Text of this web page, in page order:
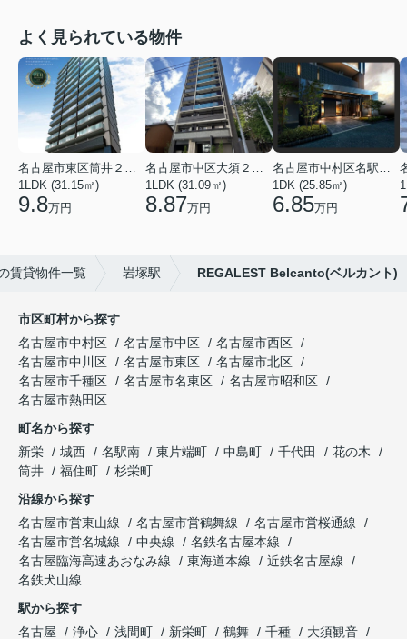
よく見られている物件
1LDK (31.15㎡)
9.8万円
1LDK (31.09㎡)
8.87万円
1DK (25.85㎡)
6.85万円
賃貸物件一覧 岩塚駅 REGALEST Belcanto(ベルカント)
市区町村から探す
名古屋市中村区
名古屋市中区
名古屋市西区
名古屋市中川区
名古屋市東区
名古屋市北区
名古屋市千種区
名古屋市名東区
名古屋市昭和区
名古屋市熱田区
町名から探す
新栄
城西 名駅南 東片端町 中島町 千代田
花の木
筒井
福住町
杉栄町
沿線から探す
名古屋市営東山線
名古屋市営鶴舞線
名古屋市営桜通線
名古屋市営名城線
中央線
名鉄名古屋本線
名古屋臨海高速あおなみ線
東海道本線
近鉄名古屋線
名鉄犬山線
駅から探す
名古屋
浄心 浅間町 新栄町 鶴舞 千種
大須観音